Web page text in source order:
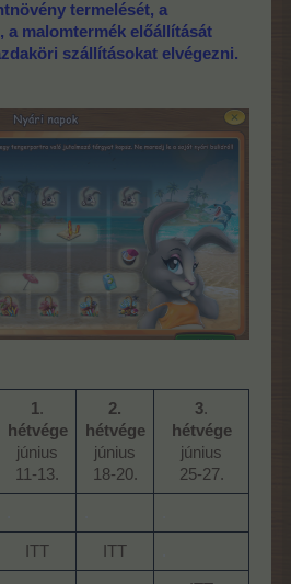
termelését, a
a malomtermék előállítását
szállításokat elvégezni.
1.
hétvége
június
11-13.​
2.
hétvége
június
18-20.​
3.
hétvége
június
25-27.​
ITT​ ITT​